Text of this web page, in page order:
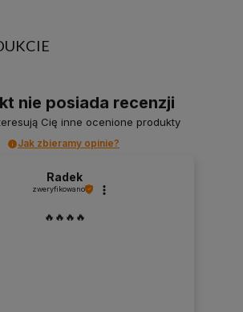
nie posiada recenzji
Cię inne ocenione produkty
Jak zbieramy opinie?
Radek
zweryfikowano
🔥🔥🔥🔥